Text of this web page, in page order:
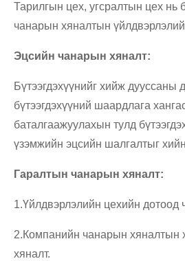
Тарилгын цех, угсралтын цех нь
чанарын хяналтын
Эцсийн чанарын хяналт:
Бүтээгдэхүүнийг хийж дууссаны
бүтээгдэхүүний шаардлага
баталгаажуулахын тулд
үзэмжийн эцсийн шалгалтыг
Гаралтын чанарын хяналт:
1.Үйлдвэрлэлийн цехийн дотоод
2.Компанийн чанарын хяналтын
хяналт.